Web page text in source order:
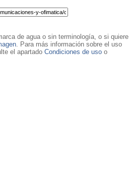
de agua o sin terminología, o si quiere
. Para más información sobre el uso
el apartado Condiciones de uso o